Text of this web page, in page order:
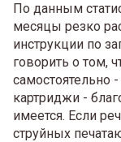
По данным
месяцы резко
инструкции по
говорить о том,
самостоятельно
картриджи -
имеется. Если
струйных